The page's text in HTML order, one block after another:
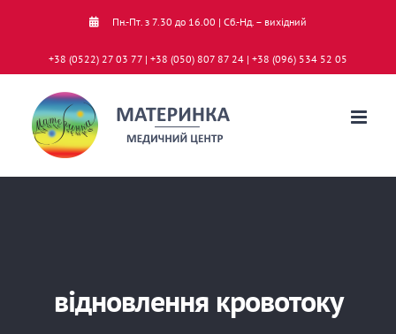
Пн.-Пт. з 7.30 до 16.00 | Сб.-Нд. – вихідний
+38 (0522) 27 03 77 | +38 (050) 807 87 24 | +38 (096) 534 52 05
відновлення кровотоку